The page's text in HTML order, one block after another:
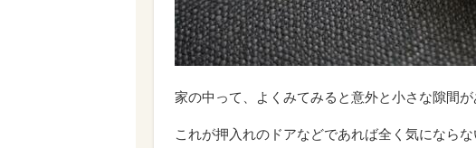
家の中って、よくみてみると意外と小さな隙間が
これが押入れのドアなどであれば全く気になら